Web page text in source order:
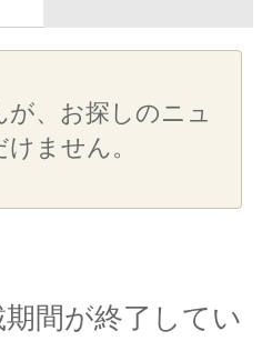
、お探しのニュ
ません。
間が終了してい